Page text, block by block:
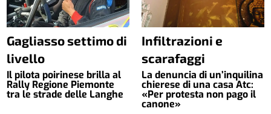
Gagliasso settimo di
livello
Il pilota poirinese brilla al
Rally Regione Piemonte
tra le strade delle Langhe
Infiltrazioni e
scarafaggi
La denuncia di un’inquilina
chierese di una casa Atc:
«Per protesta non pago il
canone»